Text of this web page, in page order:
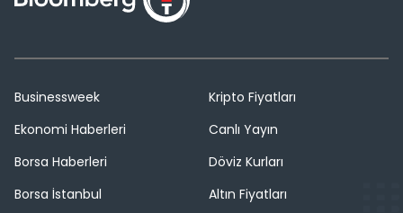
Businessweek
Ekonomi Haberleri
Borsa Haberleri
Borsa İstanbul
Kripto Fiyatları
Canlı Yayın
Döviz Kurları
Altın Fiyatları